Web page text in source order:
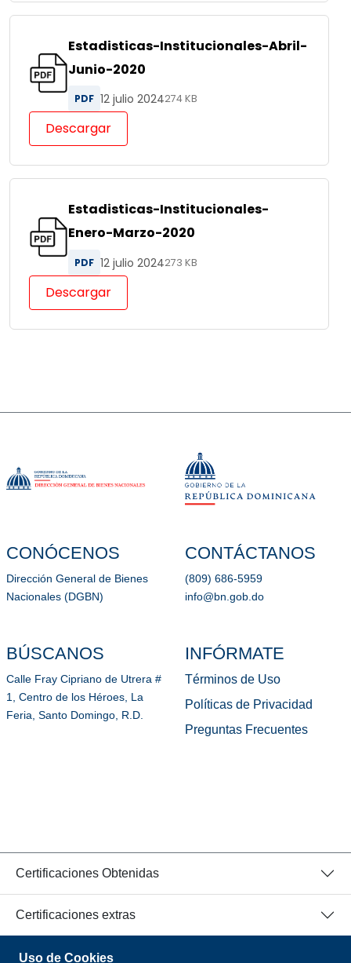
Estadisticas-Institucionales-Abril-
Junio-2020
PDF 12 julio 2024274 KB
Descargar
Estadisticas-Institucionales-
Enero-Marzo-2020
PDF 12 julio 2024273 KB
Descargar
CONÓCENOS
Dirección General de Bienes
Nacionales (DGBN)
BÚSCANOS
Calle Fray Cipriano de Utrera #
1, Centro de los Héroes, La
Feria, Santo Domingo, R.D.
CONTÁCTANOS
(809) 686-5959
info@bn.gob.do
INFÓRMATE
Términos de Uso
Políticas de Privacidad
Preguntas Frecuentes
Certificaciones Obtenidas
Certificaciones extras
© 2026 Todos los Derechos Reservados.
Uso de Cookies